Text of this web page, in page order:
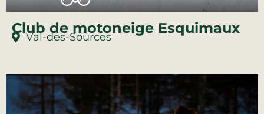
Club de motoneige Esquimaux
Val-des-Sources